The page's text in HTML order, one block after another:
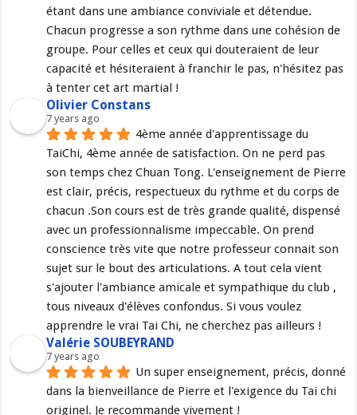
étant dans une ambiance conviviale et détendue.
Chacun progresse a son rythme dans une cohésion de
groupe. Pour celles et ceux qui douteraient de leur
capacité et hésiteraient à franchir le pas, n'hésitez pas
à tenter cet art martial !
Olivier Constans
7 years ago
4ème année d'apprentissage du
TaiChi, 4ème année de satisfaction. On ne perd pas
son temps chez Chuan Tong. L'enseignement de Pierre
est clair, précis, respectueux du rythme et du corps de
chacun .Son cours est de très grande qualité, dispensé
avec un professionnalisme impeccable. On prend
conscience très vite que notre professeur connait son
sujet sur le bout des articulations. A tout cela vient
s'ajouter l'ambiance amicale et sympathique du club ,
tous niveaux d'élèves confondus. Si vous voulez
apprendre le vrai Tai Chi, ne cherchez pas ailleurs !
Valérie SOUBEYRAND
7 years ago
Un super enseignement, précis, donné
dans la bienveillance de Pierre et l'exigence du Tai chi
originel. Je recommande vivement !